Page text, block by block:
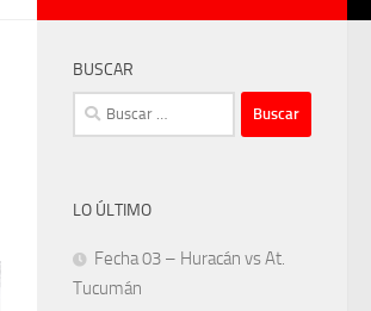
BUSCAR
Buscar:
LO ÚLTIMO
Fecha 03 – Huracán vs At.
Tucumán